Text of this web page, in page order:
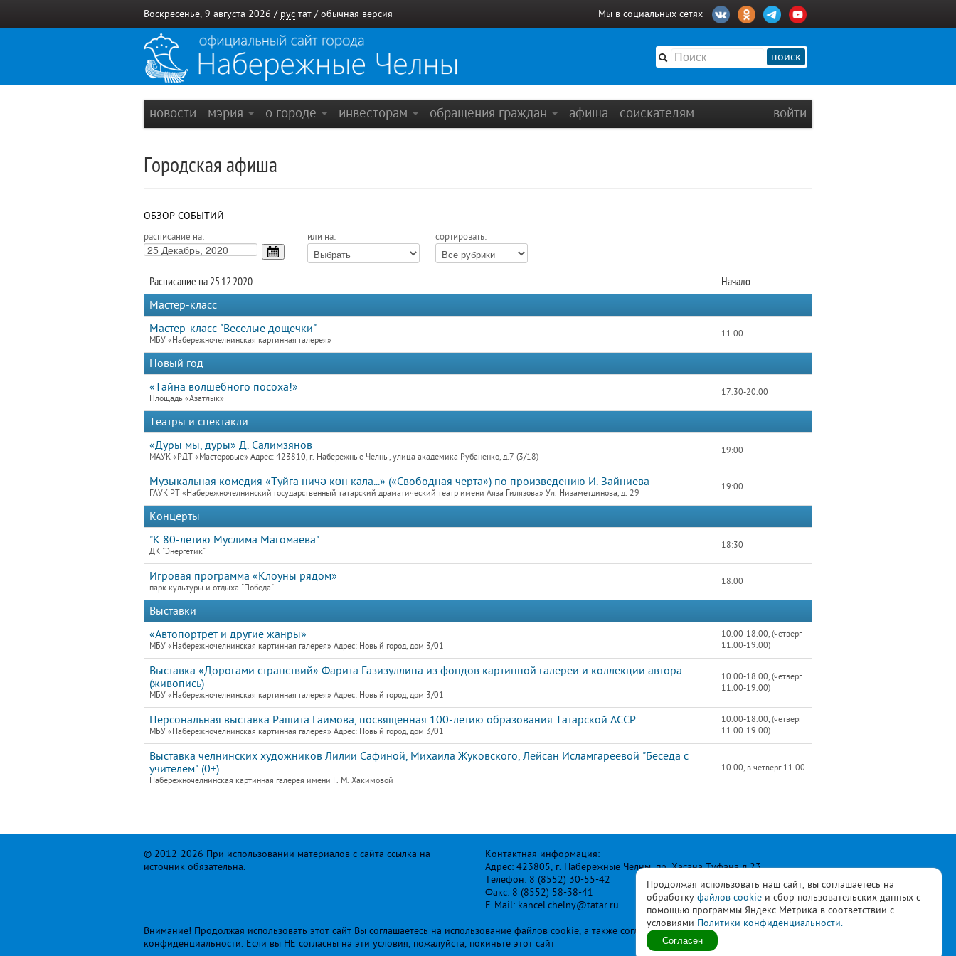
Продолжая использовать наш сайт, вы соглашаетесь на
обработку файлов cookie и сбор пользовательских данных с
помощью программы Яндекс Метрика в соответствии с
условиями Политики конфиденциальности.
Согласен
Воскресенье, 9 августа 2026 / рус тат / обычная версия Мы в социальных сетях
поиск
новости мэрия о городе инвесторам обращения граждан афиша соискателям войти
Городская афиша
ОБЗОР СОБЫТИЙ
расписание на: или на: сортировать:
Расписание на 25.12.2020
Начало
Мастер-класс
Мастер-класс "Веселые дощечки"
МБУ «Набережночелнинская картинная галерея»
11.00
Новый год
«Тайна волшебного посоха!»
Площадь «Азатлык»
17.30-20.00
Театры и спектакли
«Дуры мы, дуры» Д. Салимзянов
МАУК «РДТ «Мастеровые» Адрес: 423810, г. Набережные Челны, улица академика Рубаненко, д.7 (3/18)
19:00
Музыкальная комедия «Туйга ничә көн кала...» («Свободная черта») по произведению И. Зайниева
ГАУК РТ «Набережночелнинский государственный татарский драматический театр имени Аяза Гилязова» Ул. Низаметдинова, д. 29
19:00
Концерты
"К 80-летию Муслима Магомаева"
ДК "Энергетик"
18:30
Игровая программа «Клоуны рядом»
парк культуры и отдыха "Победа"
18.00
Выставки
«Автопортрет и другие жанры»
МБУ «Набережночелнинская картинная галерея» Адрес: Новый город, дом 3/01
10.00-18.00, (четверг
11.00-19.00)
Выставка «Дорогами странствий» Фарита Газизуллина из фондов картинной галереи и коллекции автора
(живопись)
МБУ «Набережночелнинская картинная галерея» Адрес: Новый город, дом 3/01
10.00-18.00, (четверг
11.00-19.00)
Персональная выставка Рашита Гаимова, посвященная 100-летию образования Татарской АССР
МБУ «Набережночелнинская картинная галерея» Адрес: Новый город, дом 3/01
10.00-18.00, (четверг
11.00-19.00)
Выставка челнинских художников Лилии Сафиной, Михаила Жуковского, Лейсан Исламгареевой "Беседа с
учителем" (0+)
Набережночелнинская картинная галерея имени Г. М. Хакимовой
10.00, в четверг 11.00
© 2012-2026 При использовании материалов с сайта ссылка на
источник обязательна.
Контактная информация:
Адрес: 423805, г. Набережные Челны, пр. Хасана Туфана д.23
Телефон: 8 (8552) 30-55-42
Факс: 8 (8552) 58-38-41
E-Mail: kancel.chelny@tatar.ru
Внимание! Продолжая использовать этот сайт Вы соглашаетесь на использование файлов cookie, а также согласны сполитикой
конфиденциальности. Если вы НЕ согласны на эти условия, пожалуйста, покиньте этот сайт